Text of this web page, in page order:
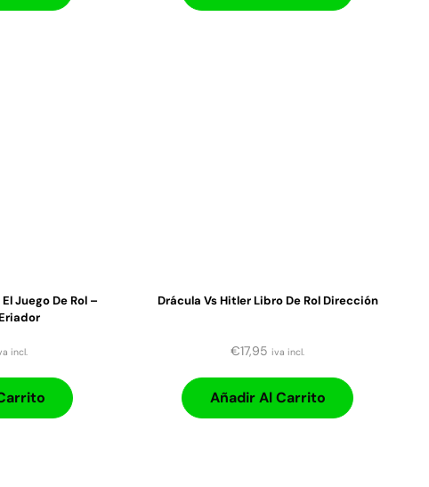
Juego De Rol –
incl.
Drácula Vs Hitler Libro De Rol Dirección
€17,95 iva incl.
Añadir Al Carrito